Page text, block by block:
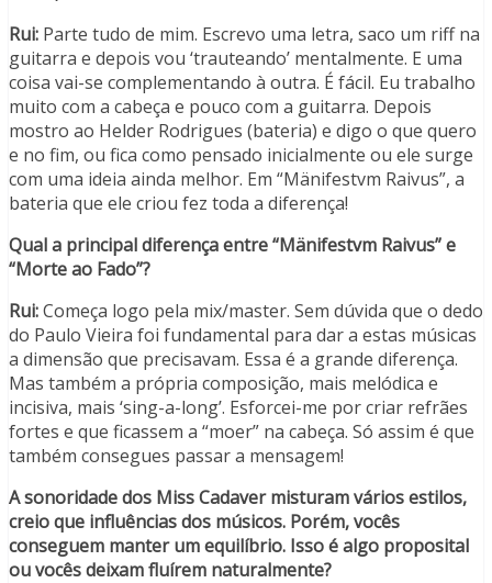
Rui: Parte tudo de mim. Escrevo uma letra, saco um riff na
guitarra e depois vou ‘trauteando’ mentalmente. E uma
coisa vai-se complementando à outra. É fácil. Eu trabalho
muito com a cabeça e pouco com a guitarra. Depois
mostro ao Helder Rodrigues (bateria) e digo o que quero
e no fim, ou fica como pensado inicialmente ou ele surge
com uma ideia ainda melhor. Em “Mänifestvm Raivus”, a
bateria que ele criou fez toda a diferença!
Qual a principal diferença entre “Mänifestvm Raivus” e
“Morte ao Fado”?
Rui:Começa logo pela mix/master. Sem dúvida que o dedo
do Paulo Vieira foi fundamental para dar a estas músicas
a dimensão que precisavam. Essa é a grande diferença.
Mas também a própria composição, mais melódica e
incisiva, mais ‘sing-a-long’. Esforcei-me por criar refrães
fortes e que ficassem a “moer” na cabeça. Só assim é que
também consegues passar a mensagem!
A sonoridade dos Miss Cadaver misturam vários estilos,
creio que influências dos músicos. Porém, vocês
conseguem manter um equilíbrio. Isso é algo proposital
ou vocês deixam fluírem naturalmente?